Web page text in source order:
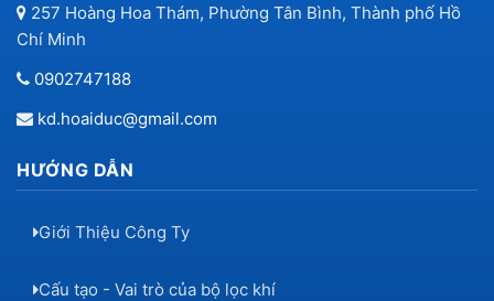
257 Hoàng Hoa Thám, Phường Tân Bình, Thành phố Hồ
Chí Minh
0902747188
kd.hoaiduc@gmail.com
HƯỚNG DẪN
Giới Thiệu Công Ty
Cấu tạo - Vai trò của bộ lọc khí